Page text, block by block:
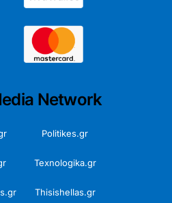
Network
Politikes.gr
Texnologika.gr
Thisishellas.gr